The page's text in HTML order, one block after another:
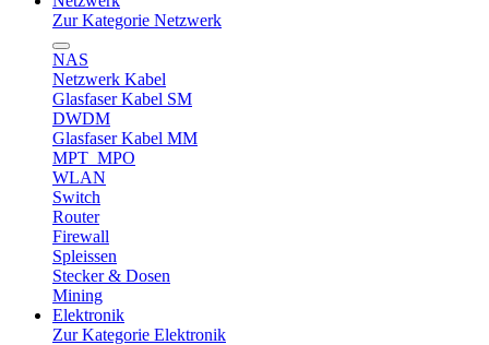
Zur Kategorie Netzwerk
NAS
Netzwerk Kabel
Glasfaser Kabel SM
DWDM
Glasfaser Kabel MM
MPT_MPO
WLAN
Switch
Router
Firewall
Spleissen
Stecker & Dosen
Mining
Elektronik
Zur Kategorie Elektronik